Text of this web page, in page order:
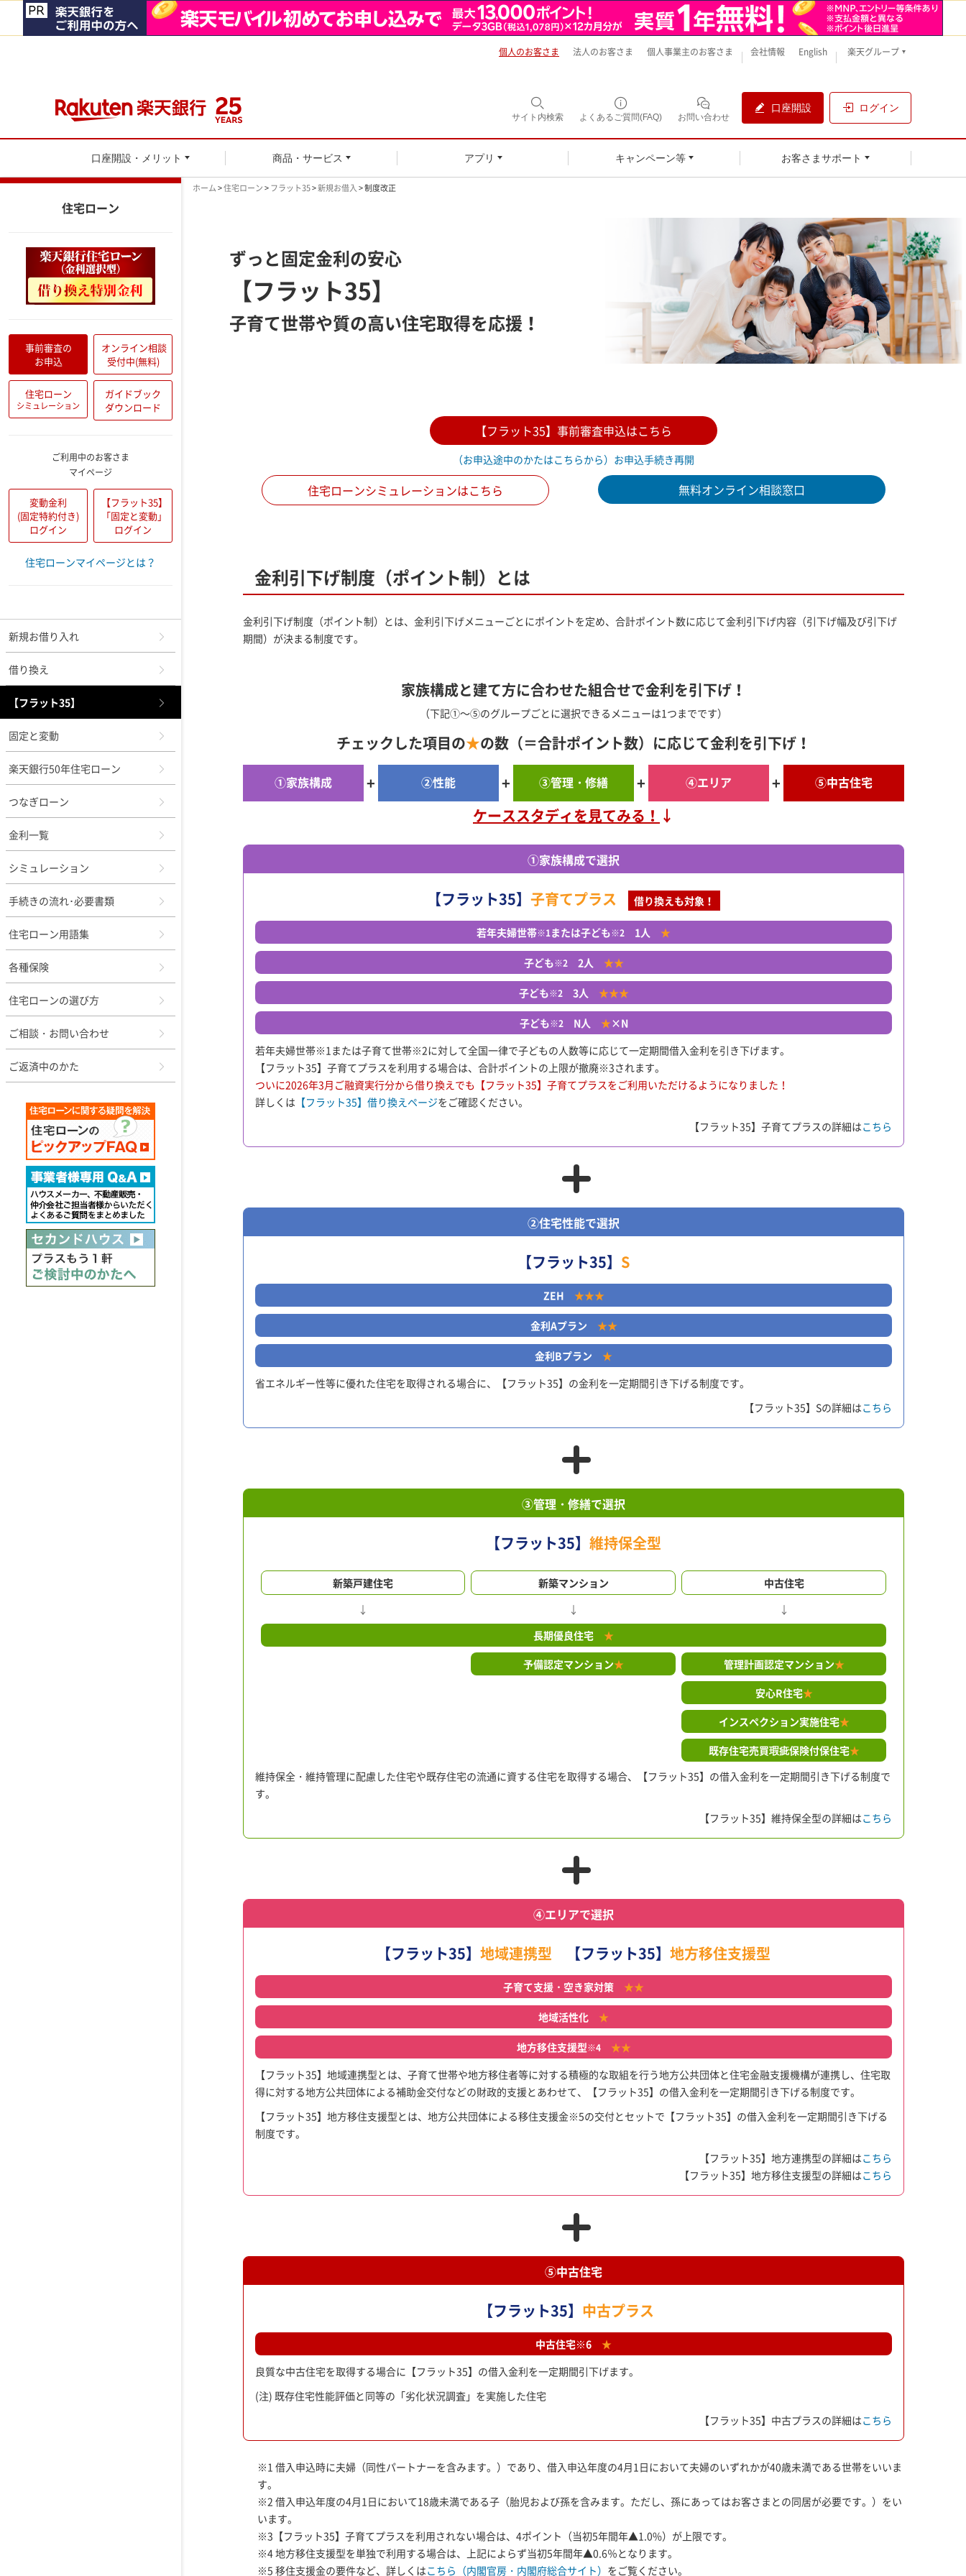
個人のお客さま 法人のお客さま 個人事業主のお客さま 会社情報 English 楽天グループ
サイト内検索 よくあるご質問(FAQ) お問い合わせ
口座開設 ログイン
口座開設・メリット 商品・サービス アプリ キャンペーン等 お客さまサポート
住宅ローン
事前審査の
お申込
オンライン相談
受付中(無料)
住宅ローン
シミュレーション
ガイドブック
ダウンロード
ご利用中のお客さま
マイページ
変動金利
(固定特約付き)
ログイン
【フラット35】
「固定と変動」
ログイン
住宅ローンマイページとは？
新規お借り入れ
借り換え
【フラット35】
固定と変動
楽天銀行50年住宅ローン
つなぎローン
金利一覧
シミュレーション
手続きの流れ･必要書類
住宅ローン用語集
各種保険
住宅ローンの選び方
ご相談・お問い合わせ
ご返済中のかた
ホーム>住宅ローン>フラット35>新規お借入> 制度改正
ずっと固定金利の安心
【フラット35】
子育て世帯や質の高い住宅取得を応援！
【フラット35】事前審査申込はこちら
（お申込途中のかたはこちらから）お申込手続き再開
住宅ローンシミュレーションはこちら 無料オンライン相談窓口
金利引下げ制度（ポイント制）とは
金利引下げ制度（ポイント制）とは、金利引下げメニューごとにポイントを定め、合計ポイント数に応じて金利引下げ内容（引下げ幅及び引下げ
期間）が決まる制度です。
家族構成と建て方に合わせた組合せで金利を引下げ！
（下記①～⑤のグループごとに選択できるメニューは1つまでです）
チェックした項目の★の数（＝合計ポイント数）に応じて金利を引下げ！
①家族構成 + ②性能 + ③管理・修繕 + ④エリア + ⑤中古住宅
ケーススタディを見てみる！ ↓
①家族構成で選択
【フラット35】 子育てプラス 借り換えも対象！
若年夫婦世帯※1または子ども※2 1人 ★
子ども※22人 ★★
子ども※23人 ★★★
子ども※2N人 ★×N
若年夫婦世帯※1または子育て世帯※2に対して全国一律で子どもの人数等に応じて一定期間借入金利を引き下げます。
【フラット35】子育てプラスを利用する場合は、合計ポイントの上限が撤廃※3されます。
ついに2026年3月ご融資実行分から借り換えでも【フラット35】子育てプラスをご利用いただけるようになりました！
詳しくは 【フラット35】借り換えページをご確認ください。
【フラット35】子育てプラスの詳細はこちら
②住宅性能で選択
【フラット35】 S
ZEH ★★★
金利Aプラン ★★
金利Bプラン ★
省エネルギー性等に優れた住宅を取得される場合に、【フラット35】の金利を一定期間引き下げる制度です。
【フラット35】Sの詳細はこちら
③管理・修繕で選択
【フラット35】 維持保全型
新築戸建住宅 新築マンション
中古住宅
↓
↓
↓
長期優良住宅 ★
予備認定マンション★ 管理計画認定マンション★
安心R住宅★
インスペクション実施住宅★
既存住宅売買瑕疵保険付保住宅★
維持保全・維持管理に配慮した住宅や既存住宅の流通に資する住宅を取得する場合、【フラット35】の借入金利を一定期間引き下げる制度で
す。
【フラット35】維持保全型の詳細はこちら
④エリアで選択
【フラット35】 地域連携型 【フラット35】 地方移住支援型
子育て支援・空き家対策 ★★
地域活性化 ★
地方移住支援型※4
★★
【フラット35】地域連携型とは、子育て世帯や地方移住者等に対する積極的な取組を行う地方公共団体と住宅金融支援機構が連携し、住宅取
得に対する地方公共団体による補助金交付などの財政的支援とあわせて、【フラット35】の借入金利を一定期間引き下げる制度です。
【フラット35】地方移住支援型とは、地方公共団体による移住支援金※5の交付とセットで【フラット35】の借入金利を一定期間引き下げる
制度です。
【フラット35】地方連携型の詳細はこちら
【フラット35】地方移住支援型の詳細はこちら
⑤中古住宅
【フラット35】 中古プラス
中古住宅※6 ★
良質な中古住宅を取得する場合に【フラット35】の借入金利を一定期間引下げます。
(注) 既存住宅性能評価と同等の「劣化状況調査」を実施した住宅
【フラット35】中古プラスの詳細はこちら
※1 借入申込時に夫婦（同性パートナーを含みます。）であり、借入申込年度の4月1日において夫婦のいずれかが40歳未満である世帯をいいま
す。
※2 借入申込年度の4月1日において18歳未満である子（胎児および孫を含みます。ただし、孫にあってはお客さまとの同居が必要です。）をい
います。
※3 【フラット35】子育てプラスを利用されない場合は、4ポイント（当初5年間年▲1.0%）が上限です。
※4地方移住支援型を単独で利用する場合は、上記によらず当初5年間年▲0.6％となります。
※5 移住支援金の要件など、詳しくはこちら（内閣官房・内閣府総合サイト） をご覧ください。